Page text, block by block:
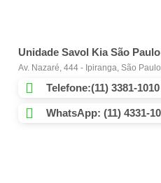
Unidade Savol Kia São Paulo
Av. Nazaré, 444 - Ipiranga, São
Telefone:(11) 3381-1010
WhatsApp: (11) 4331-